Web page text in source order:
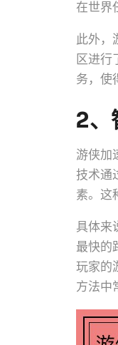
在世界
此外，
区进行
务，使
2、
游侠加
技术通
素。这
具体来
最快的
玩家的
方法中